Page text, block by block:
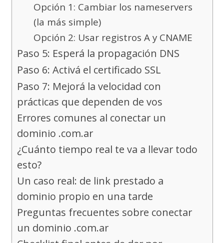
Opción 1: Cambiar los nameservers
(la más simple)
Opción 2: Usar registros A y CNAME
Paso 5: Esperá la propagación DNS
Paso 6: Activá el certificado SSL
Paso 7: Mejorá la velocidad con
prácticas que dependen de vos
Errores comunes al conectar un
dominio .com.ar
¿Cuánto tiempo real te va a llevar todo
esto?
Un caso real: de link prestado a
dominio propio en una tarde
Preguntas frecuentes sobre conectar
un dominio .com.ar